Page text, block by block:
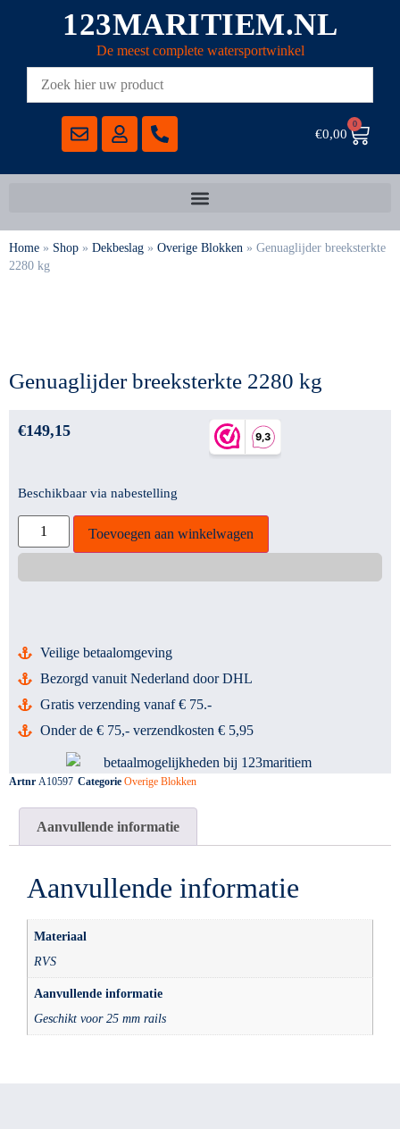
123MARITIEM.NL
De meest complete watersportwinkel
€0,00
0
Home » Shop » Dekbeslag » Overige Blokken » Genuaglijder breeksterkte
2280 kg
Genuaglijder breeksterkte 2280 kg
€149,15
Beschikbaar via nabestelling
Toevoegen aan winkelwagen
Veilige betaalomgeving
Bezorgd vanuit Nederland door DHL
Gratis verzending vanaf € 75.-
Onder de € 75,- verzendkosten € 5,95
Artnr A10597 Categorie Overige Blokken
Aanvullende informatie
Aanvullende informatie
Materiaal
RVS
Aanvullende informatie
Geschikt voor 25 mm rails